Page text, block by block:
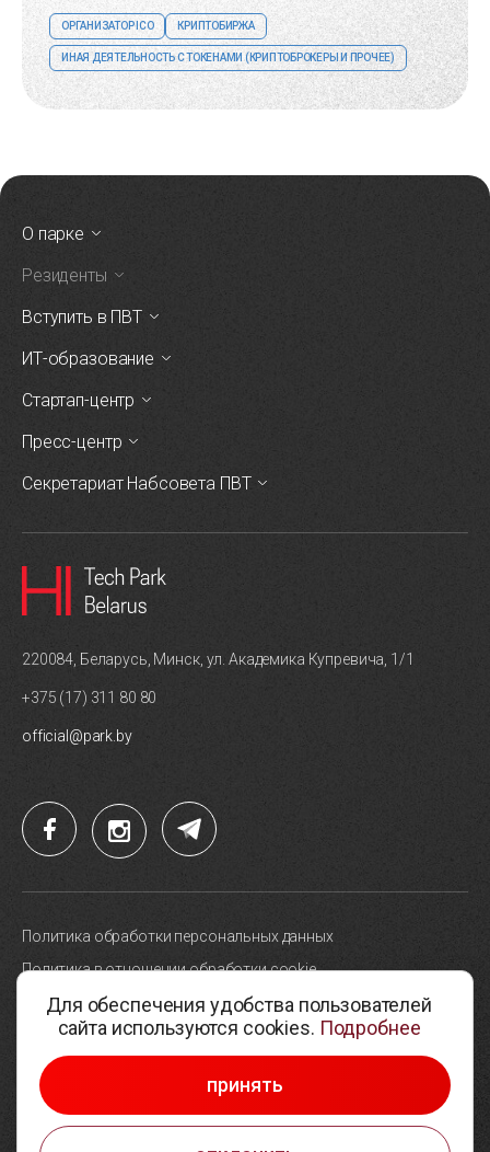
ОРГАНИЗАТОР ICO КРИПТОБИРЖА
ИНАЯ ДЕЯТЕЛЬНОСТЬ С ТОКЕНАМИ (КРИПТОБРОКЕРЫ И ПРОЧЕЕ)
О парке
Резиденты
Вступить в ПВТ
ИТ-образование
Стартап-центр
Пресс-центр
Секретариат Набсовета ПВТ
220084, Беларусь, Минск, ул. Академика Купревича, 1/1
+375 (17) 311 80 80
official@park.by
© 2005-2026, Парк высоких технологий
Разработка сайтов —Студия Борового
Политика обработки персональных данных
Политика в отношении обработки cookie
Карта сайта
Выбор настроек cookie
Для обеспечения удобства пользователей
сайта используются cookies. Подробнее
принять